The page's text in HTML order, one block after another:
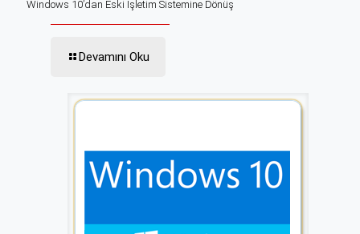
Windows 10’dan Eski İşletim Sistemine Dönüş
Devamını Oku